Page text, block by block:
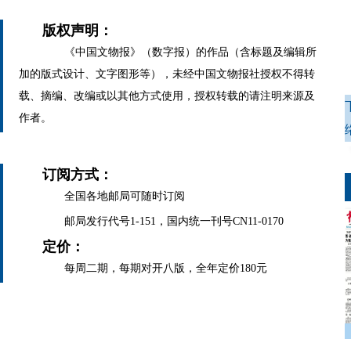
版权声明：
《中国文物报》（数字报）的作品（含标题及编辑所
加的版式设计、文字图形等），未经中国文物报社授权不得转
载、摘编、改编或以其他方式使用，授权转载的请注明来源及
作者。
订阅方式：
全国各地邮局可随时订阅
邮局发行代号1-151，国内统一刊号CN11-0170
定价：
每周二期，每期对开八版，全年定价180元